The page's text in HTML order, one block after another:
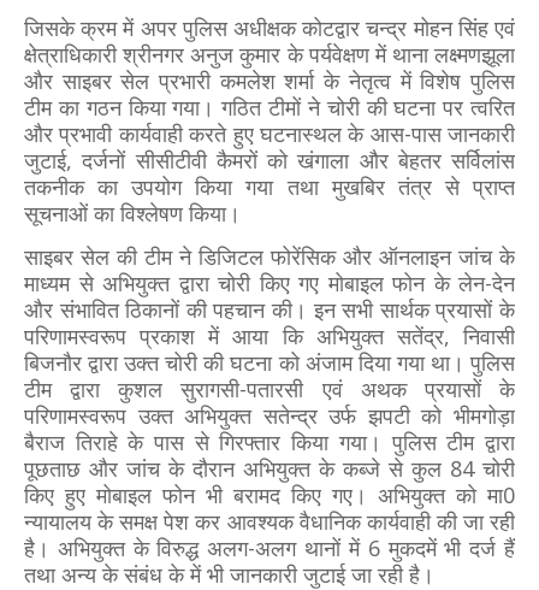
जिसके क्रम में अपर पुलिस अधीक्षक कोटद्वार चन्द्र मोहन सिंह एवं
क्षेत्राधिकारी श्रीनगर अनुज कुमार के पर्यवेक्षण में थाना लक्ष्मणझूला
और साइबर सेल प्रभारी कमलेश शर्मा के नेतृत्व में विशेष पुलिस
टीम का गठन किया गया। गठित टीमों ने चोरी की घटना पर त्वरित
और प्रभावी कार्यवाही करते हुए घटनास्थल के आस-पास जानकारी
जुटाई, दर्जनों सीसीटीवी कैमरों को खंगाला और बेहतर सर्विलांस
तकनीक का उपयोग किया गया तथा मुखबिर तंत्र से प्राप्त
सूचनाओं का विश्लेषण किया।
साइबर सेल की टीम ने डिजिटल फोरेंसिक और ऑनलाइन जांच के
माध्यम से अभियुक्त द्वारा चोरी किए गए मोबाइल फोन के लेन-देन
और संभावित ठिकानों की पहचान की। इन सभी सार्थक प्रयासों के
परिणामस्वरूप प्रकाश में आया कि अभियुक्त सतेंद्र, निवासी
बिजनौर द्वारा उक्त चोरी की घटना को अंजाम दिया गया था। पुलिस
टीम द्वारा कुशल सुरागसी-पतारसी एवं अथक प्रयासों के
परिणामस्वरूप उक्त अभियुक्त सतेन्द्र उर्फ झपटी को भीमगोड़ा
बैराज तिराहे के पास से गिरफ्तार किया गया। पुलिस टीम द्वारा
पूछताछ और जांच के दौरान अभियुक्त के कब्जे से कुल 84 चोरी
किए हुए मोबाइल फोन भी बरामद किए गए। अभियुक्त को मा0
न्यायालय के समक्ष पेश कर आवश्यक वैधानिक कार्यवाही की जा रही
है। अभियुक्त के विरुद्ध अलग-अलग थानों में 6 मुकदमें भी दर्ज हैं
तथा अन्य के संबंध के में भी जानकारी जुटाई जा रही है।